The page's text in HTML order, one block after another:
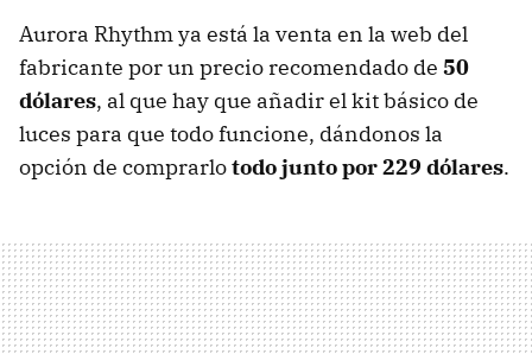
Aurora Rhythm ya está la venta en la web del
fabricante por un precio recomendado de 50
dólares, al que hay que añadir el kit básico de
luces para que todo funcione, dándonos la
opción de comprarlotodo junto por 229 dólares.